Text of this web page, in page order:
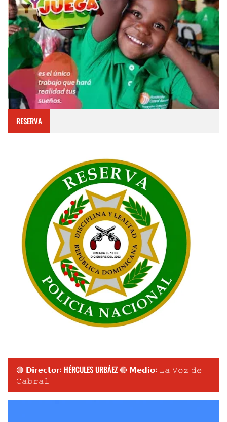
RESERVA
🔴 𝗗𝗶𝗿𝗲𝗰𝘁𝗼𝗿: HÉRCULES URBÁEZ 🔴 𝗠𝗲𝗱𝗶𝗼: 𝙻𝚊 𝚅𝚘𝚣 𝚍𝚎
𝙲𝚊𝚋𝚛𝚊𝚕